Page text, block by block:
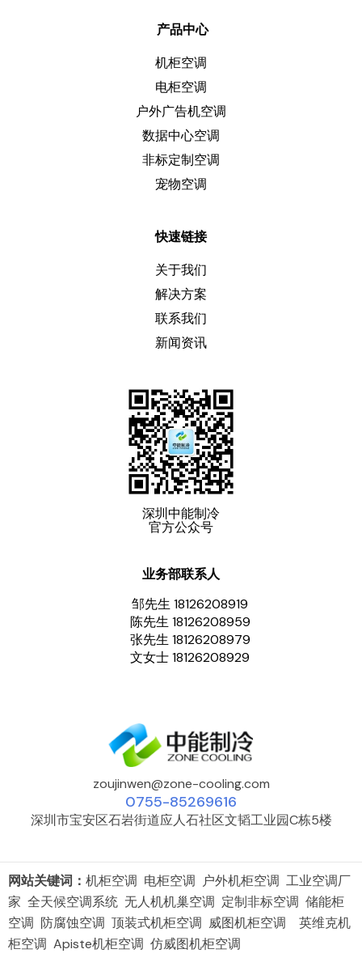
产品中心
机柜空调
电柜空调
户外广告机空调
数据中心空调
非标定制空调
宠物空调
快速链接
关于我们
解决方案
联系我们
新闻资讯
深圳中能制冷
官方公众号
业务部联系人
邹先生 18126208919
陈先生 18126208959
张先生 18126208979
文女士 18126208929
zoujinwen@zone-cooling.com
0755-85269616
深圳市宝安区石岩街道应人石社区文韬工业园C栋5楼
网站关键词： 机柜空调 电柜空调 户外机柜空调 工业空调厂
家 全天候空调系统 无人机机巢空调 定制非标空调 储能柜
空调 防腐蚀空调 顶装式机柜空调 威图机柜空调 英维克机
柜空调 Apiste机柜空调 仿威图机柜空调